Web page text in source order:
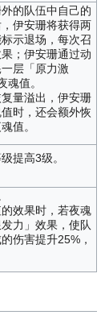
的队伍中自己的
伊安珊将获得两
示退场，每次召
；伊安珊通过动
层「原力激
值。
量溢出，伊安珊
时，还会额外恢
值。
提高3级。
效果时，若夜魂
力」效果，使队
伤害提升25%，